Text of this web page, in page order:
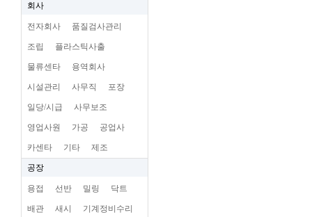
회사
전자회사 품질검사관리
조립 플라스틱사출
물류센타 용역회사
시설관리 사무직 포장
일당/시급 사무보조
영업사원 가공 공업사
카센타 기타 제조
공장
용접 선반 밀링 닥트
배관 새시 기계정비수리